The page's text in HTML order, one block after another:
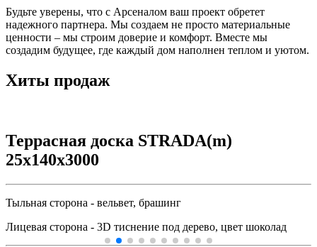
Будьте уверены, что с Арсеналом ваш проект обретет
надежного партнера. Мы создаем не просто материальные
ценности – мы строим доверие и комфорт. Вместе мы
создадим будущее, где каждый дом наполнен теплом и уютом.
Хиты продаж
Террасная доска STRADA(m)
25x140x3000
Тыльная сторона - вельвет, брашинг
Лицевая сторона - 3D тиснение под дерево, цвет шоколад